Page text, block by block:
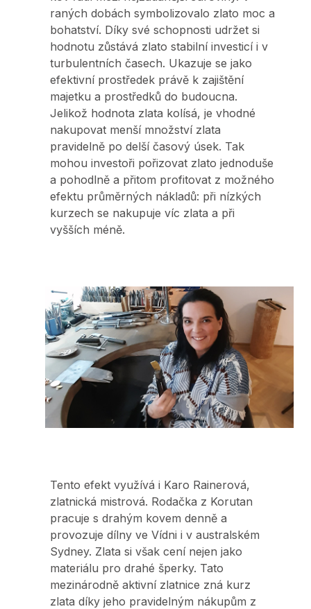
Workshopy Ženy a finance
Finanční podcast pro ženy | Jasnost,
nadhled a nastavení mysli k prosperitě
Partner Bank
Finanční poradenství pro ženy
Planting Hope Project
Semináře Ženy & Finance
Fund for Education (FFE)
Vaše kariéra
Partner Bank jako zaměstnavatel
Benefity
Postup při podání žádosti
Otevřené pozice
Workshopy Ženy a finance
Finanční podcast pro ženy | Jasnost,
nadhled a nastavení mysli k prosperitě
Partner Bank
Finanční poradenství pro ženy
Planting Hope Project
Semináře Ženy & Finance
Fund for Education (FFE)
Vaše kariéra
Partner Bank jako zaměstnavatel
Benefity
Postup při podání žádosti
Otevřené pozice
Facebook
Whatsapp
Telegram
raných dobách symbolizovalo zlato moc a
bohatství. Díky své schopnosti udržet si
hodnotu zůstává zlato stabilní investicí i v
turbulentních časech. Ukazuje se jako
efektivní prostředek právě k zajištění
majetku a prostředků do budoucna.
Jelikož hodnota zlata kolísá, je vhodné
nakupovat menší množství zlata
pravidelně po delší časový úsek. Tak
mohou investoři pořizovat zlato jednoduše
a pohodlně a přitom profitovat z možného
efektu průměrných nákladů: při nízkých
kurzech se nakupuje víc zlata a při
vyšších méně.
Tento efekt využívá i Karo Rainerová,
zlatnická mistrová. Rodačka z Korutan
pracuje s drahým kovem denně a
provozuje dílny ve Vídni i v australském
Sydney. Zlata si však cení nejen jako
materiálu pro drahé šperky. Tato
mezinárodně aktivní zlatnice zná kurz
zlata díky jeho pravidelným nákupům z